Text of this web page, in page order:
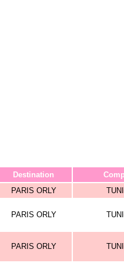
Destination
PARIS ORLY
PARIS ORLY
PARIS ORLY